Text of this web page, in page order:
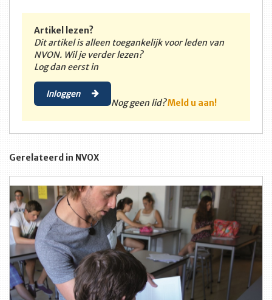
Artikel lezen?
Dit artikel is alleen toegankelijk voor leden van
NVON. Wil je verder lezen?
Log dan eerst in
Inloggen
Nog geen lid?Meld u aan!
Gerelateerd in NVOX